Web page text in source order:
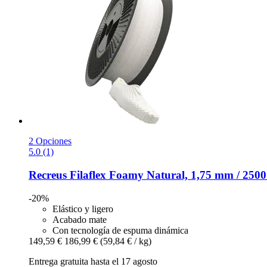
2 Opciones
5.0 (1)
Recreus Filaflex Foamy Natural, 1,75 mm /
-20%
Elástico y ligero
Acabado mate
Con tecnología de espuma dinámica
149,59 € 186,99 € (59,84 € / kg)
Entrega gratuita hasta el 17 agosto